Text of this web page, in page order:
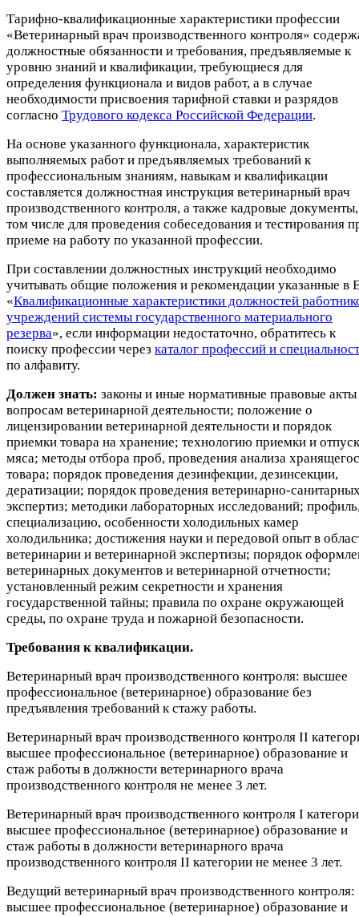
Тарифно-квалификационные характеристики профессии
«Ветеринарный врач производственного контроля»
должностные обязанности и требования, предъявляемые к
уровню знаний и квалификации, требующиеся для
определения функционала и видов работ, а в случае
необходимости присвоения тарифной ставки и разрядов
согласно Трудового кодекса Российской Федерации.
На основе указанного функционала, характеристик
выполняемых работ и предъявляемых требований к
профессиональным знаниям, навыкам и квалификации
составляется должностная инструкция ветеринарный врач
производственного контроля, а также кадровые
том числе для проведения собеседования и тестирования
приеме на работу по указанной профессии.
При составлении должностных инструкций необходимо
учитывать общие положения и рекомендации указанные в
«Квалификационные характеристики должностей
учреждений системы государственного материального
резерва», если информации недостаточно, обратитесь к
поиску профессии через каталог профессий и
по алфавиту.
Должен знать: законы и иные нормативные правовые
вопросам ветеринарной деятельности; положение о
лицензировании ветеринарной деятельности и порядок
приемки товара на хранение; технологию приемки и
мяса; методы отбора проб, проведения анализа
товара; порядок проведения дезинфекции, дезинсекции,
дератизации; порядок проведения ветеринарно-
экспертиз; методики лабораторных исследований;
специализацию, особенности холодильных камер
холодильника; достижения науки и передовой опыт в
ветеринарии и ветеринарной экспертизы; порядок
ветеринарных документов и ветеринарной отчетности;
установленный режим секретности и хранения
государственной тайны; правила по охране окружающей
среды, по охране труда и пожарной безопасности.
Требования к квалификации.
Ветеринарный врач производственного контроля: высшее
профессиональное (ветеринарное) образование без
предъявления требований к стажу работы.
Ветеринарный врач производственного контроля II
высшее профессиональное (ветеринарное) образование и
стаж работы в должности ветеринарного врача
производственного контроля не менее 3 лет.
Ветеринарный врач производственного контроля I
высшее профессиональное (ветеринарное) образование и
стаж работы в должности ветеринарного врача
производственного контроля II категории не менее 3 лет.
Ведущий ветеринарный врач производственного контроля:
высшее профессиональное (ветеринарное) образование и